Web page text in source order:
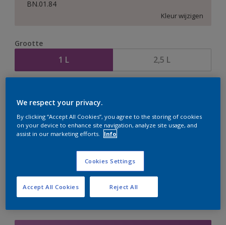
BN.01.84
Kleur wijzigen
Grootte
1 L 2,5 L
er hard aan om de voorraad aan te vullen.
We respect your privacy.
By clicking “Accept All Cookies”, you agree to the storing of cookies
on your device to enhance site navigation, analyze site usage, and
assist in our marketing efforts.
Info
Cookies Settings
Reject All
Accept All Cookies